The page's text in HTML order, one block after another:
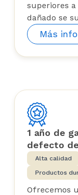
superiores
dañado se
Más
1 año de
defecto
Alta calidad
Productos
Ofrecemos